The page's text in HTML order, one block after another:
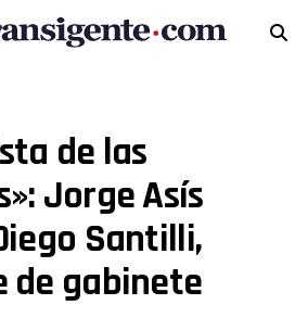
de las
Jorge Asís
Santilli,
de gabinete